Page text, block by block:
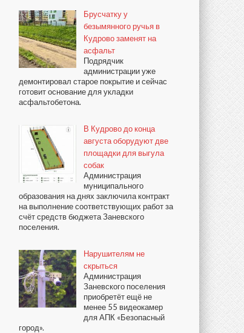
Брусчатку у
безымянного ручья в
Кудрово заменят на
асфальт
Подрядчик
администрации уже
демонтировал старое покрытие и сейчас
готовит основание для укладки
асфальтобетона.
В Кудрово до конца
августа оборудуют две
площадки для выгула
собак
Администрация
муниципального
образования на днях заключила контракт
на выполнение соответствующих работ за
счёт средств бюджета Заневского
поселения.
Нарушителям не
скрыться
Администрация
Заневского поселения
приобретёт ещё не
менее 55 видеокамер
для АПК «Безопасный
город».